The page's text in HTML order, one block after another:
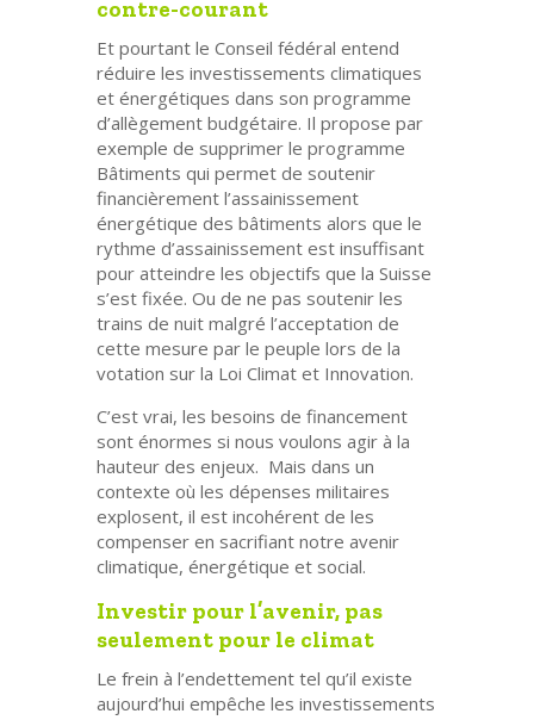
contre-courant
Et pourtant le Conseil fédéral entend
réduire les investissements climatiques
et énergétiques dans son programme
d’allègement budgétaire. Il propose par
exemple de supprimer le programme
Bâtiments qui permet de soutenir
financièrement l’assainissement
énergétique des bâtiments alors que le
rythme d’assainissement est insuffisant
pour atteindre les objectifs que la Suisse
s’est fixée. Ou de ne pas soutenir les
trains de nuit malgré l’acceptation de
cette mesure par le peuple lors de la
votation sur la Loi Climat et Innovation.
C’est vrai, les besoins de financement
sont énormes si nous voulons agir à la
hauteur des enjeux. Mais dans un
contexte où les dépenses militaires
explosent, il est incohérent de les
compenser en sacrifiant notre avenir
climatique, énergétique et social.
Investir pour l’avenir, pas
seulement pour le climat
Le frein à l’endettement tel qu’il existe
aujourd’hui empêche les investissements